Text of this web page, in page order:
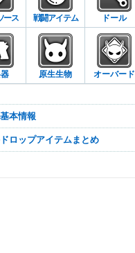
ース 戦闘アイテム ドール
原生生物 オーバード
基本情報
ドロップアイテムまとめ